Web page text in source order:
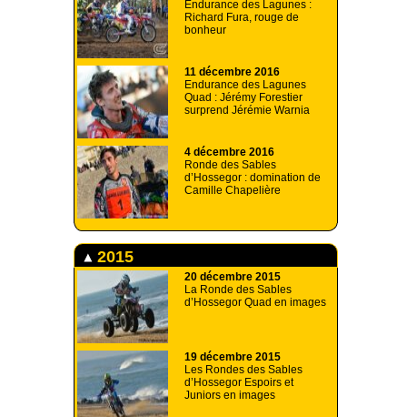
Endurance des Lagunes :
Richard Fura, rouge de
bonheur
11 décembre 2016
Endurance des Lagunes
Quad : Jérémy Forestier
surprend Jérémie Warnia
4 décembre 2016
Ronde des Sables
d’Hossegor : domination de
Camille Chapelière
2015
20 décembre 2015
La Ronde des Sables
d’Hossegor Quad en images
19 décembre 2015
Les Rondes des Sables
d’Hossegor Espoirs et
Juniors en images